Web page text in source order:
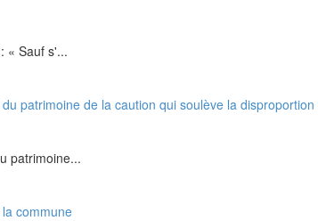
« Sauf s'...
patrimoine de la caution qui soulève la disproportion
patrimoine...
la commune